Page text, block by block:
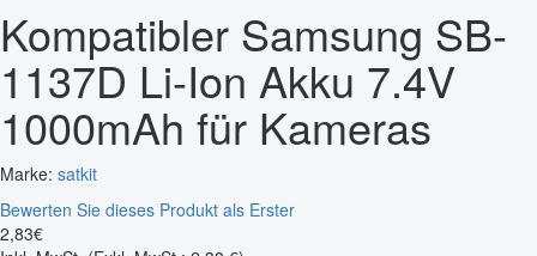
Kompatibler Samsung SB-
1137D Li-Ion Akku 7.4V
1000mAh für Kameras
Marke: satkit
Bewerten Sie dieses Produkt als Erster
2,83€